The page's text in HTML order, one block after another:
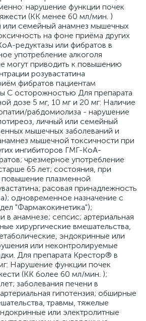
нарушение функции почек
(КК менее 60 мл/мин. )
или семейный анамнез мышечных
на фоне приёма других
редуктазы или фибратов в
употребление алкоголя
могут приводить к повышению
розувастатина
фибратов пациентам
С осторожностью Для препарата
дозе 5 мг, 10 мг и 20 мг: Наличие
рабдомиолиза - нарушение
личный или семейный
мышечных заболеваний и
мышечной токсичности при
ингибиторов ГМГ-КоА-
чрезмерное употребление
65 лет; состояния, при
плазменной
расовая принадлежность
одновременное назначение с
"Фармакокинетика");
в анамнезе; сепсис; артериальная
хирургические вмешательства,
эндокринные или
или неконтролируемые
Для препарата Крестор® в
Нарушение функции почек
(КК более 60 мл/мин. );
заболевания печени в
гипотензия; обширные
травмы, тяжелые
или электролитные